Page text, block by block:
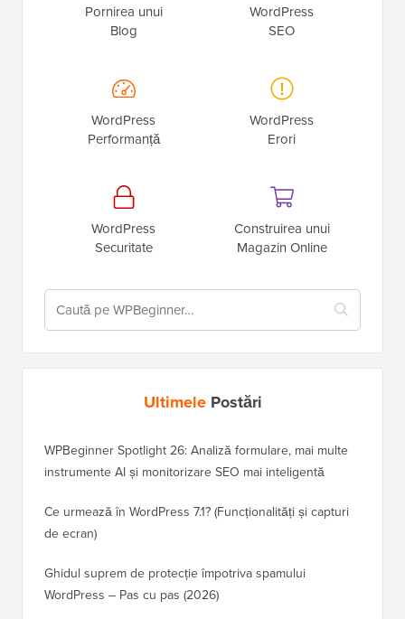
Pornirea unui
Blog
WordPress
SEO
WordPress
Performanță
WordPress
Erori
WordPress
Securitate
Construirea unui
Magazin Online
UltimelePostări
WPBeginner Spotlight 26: Analiză formulare, mai multe
instrumente AI și monitorizare SEO mai inteligentă
Ce urmează în WordPress 7.1? (Funcționalități și capturi
de ecran)
Ghidul suprem de protecție împotriva spamului
WordPress – Pas cu pas (2026)